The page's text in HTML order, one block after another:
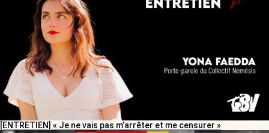
[ENTRETIEN] « Je ne vais pas m’arrêter et me censurer »